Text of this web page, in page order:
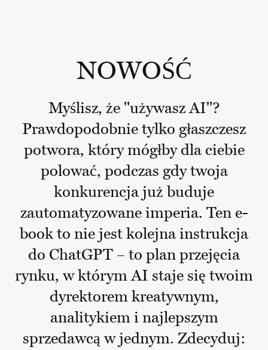
NOWOŚĆ
Myślisz, że "używasz AI"?
Prawdopodobnie tylko głaszczesz
potwora, który mógłby dla ciebie
polować, podczas gdy twoja
konkurencja już buduje
zautomatyzowane imperia. Ten e-
book to nie jest kolejna instrukcja
do ChatGPT – to plan przejęcia
rynku, w którym AI staje się twoim
dyrektorem kreatywnym,
analitykiem i najlepszym
sprzedawcą w jednym. Zdecyduj: